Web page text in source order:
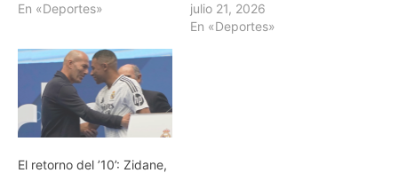
En «Deportes»
julio 21, 2026
En «Deportes»
El retorno del ’10’: Zidane,